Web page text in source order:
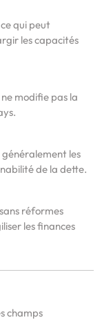
qui peut
les capacités
modifie pas la
les
de la dette.
réformes
les finances
champs